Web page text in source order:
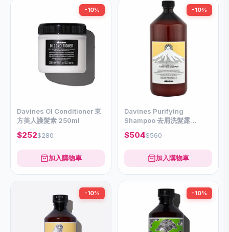
-10%
Davines OI Conditioner 東
方美人護髮素 250ml
$252$280
加入購物車
-10%
Davines Purifying
Shampoo 去屑洗髮露
1000ml
$504$560
加入購物車
-10% -10%